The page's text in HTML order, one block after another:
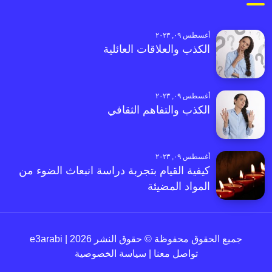
أغسطس ٠٩, ٢٠٢٣
الكذب والعلاقات العائلية
أغسطس ٠٩, ٢٠٢٣
الكذب والتفاهم الثقافي
أغسطس ٠٩, ٢٠٢٣
كيفية القيام بتجربة دراسة انبعاث الضوء من
المواد المضيئة
جميع الحقوق محفوظة © حقوق النشر 2026 | e3arabi
تواصل معنا
سياسة الخصوصية